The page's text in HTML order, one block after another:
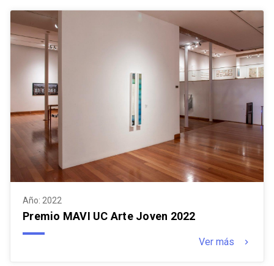
Año: 2022
Premio MAVI UC Arte Joven 2022
Ver más keyboard_arrow_right